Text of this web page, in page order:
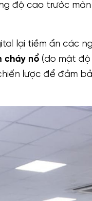
độ cao trước
lại tiềm ẩn các
cháy nổ (do mật
lược để đảm